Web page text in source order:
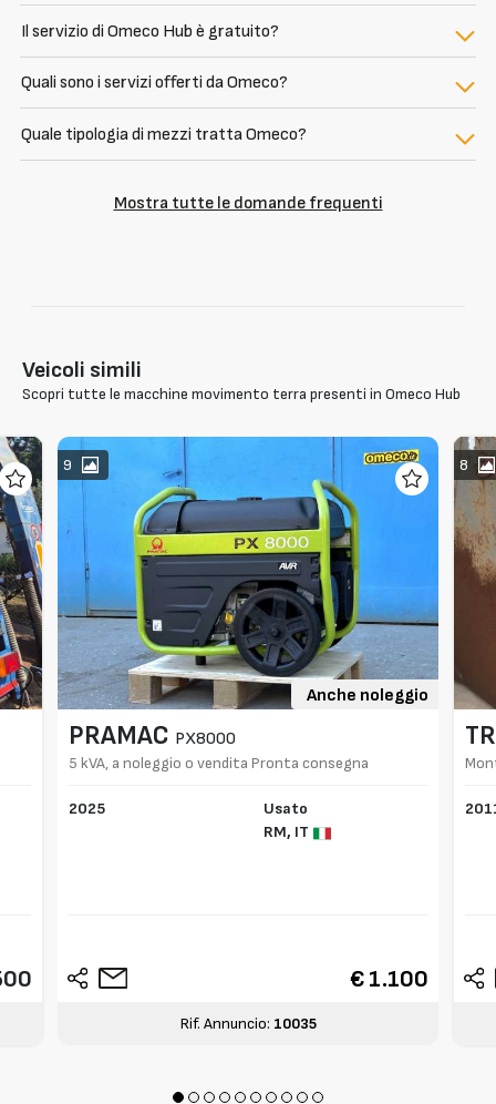
Il servizio di Omeco Hub è gratuito?
Quali sono i servizi offerti da Omeco?
Quale tipologia di mezzi tratta Omeco?
Mostra tutte le domande frequenti
Veicoli simili
Scopri tutte le macchine movimento terra presenti in Omeco Hub
9
Anche noleggio
PRAMAC PX8000
5 kVA, a noleggio o vendita Pronta consegna
2025
Usato
RM, IT
€ 1.100
Rif. Annuncio: 10035
8